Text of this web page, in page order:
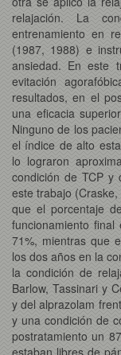
relajación. La
entrenamiento en
(1987, 1988) e
ansiedad. En este
evitación
resultados, en el
una eficacia
Ninguno de los
el índice de alto
lo lograron
condición de TCP y
este trabajo
que el porcentaje
funcionamiento
71%, mientras que
los dos años en la
la condición de
Barlow, Tassinari y
y del alprazolam
y una condición de
postratamiento un
estaban libres de